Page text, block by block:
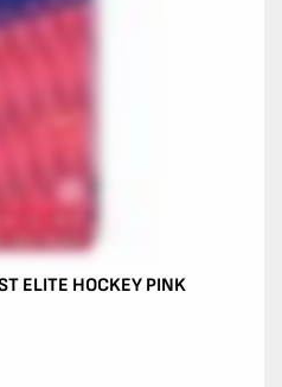
ELITE HOCKEY PINK